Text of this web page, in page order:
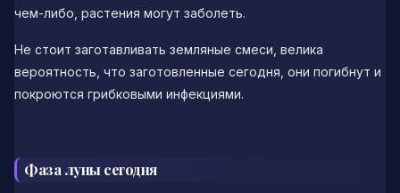
чем-либо, растения могут заболеть.
Не стоит заготавливать земляные смеси, велика
вероятность, что заготовленные сегодня, они погибнут и
покроются грибковыми инфекциями.
Фаза луны сегодня